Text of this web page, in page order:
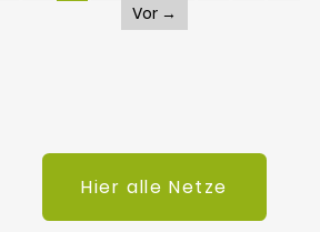
Vor →
Hier alle Netze